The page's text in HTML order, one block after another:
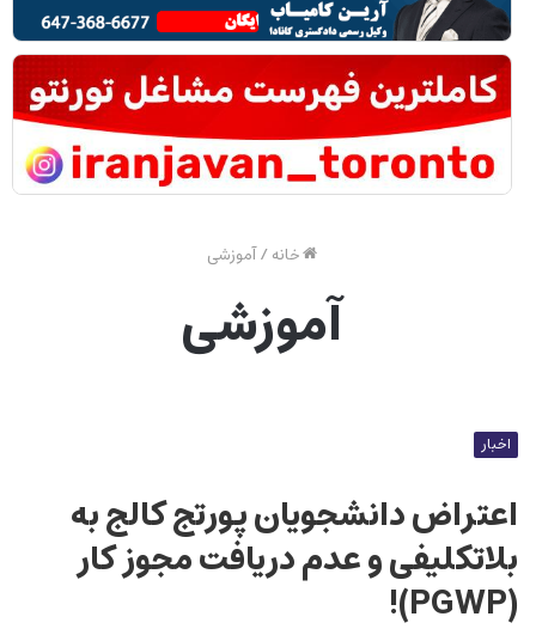
خانه/آموزشی
آموزشی
اخبار
اعتراض دانشجویان پورتج کالج به
بلاتکلیفی و عدم دریافت مجوز کار
(PGWP)!